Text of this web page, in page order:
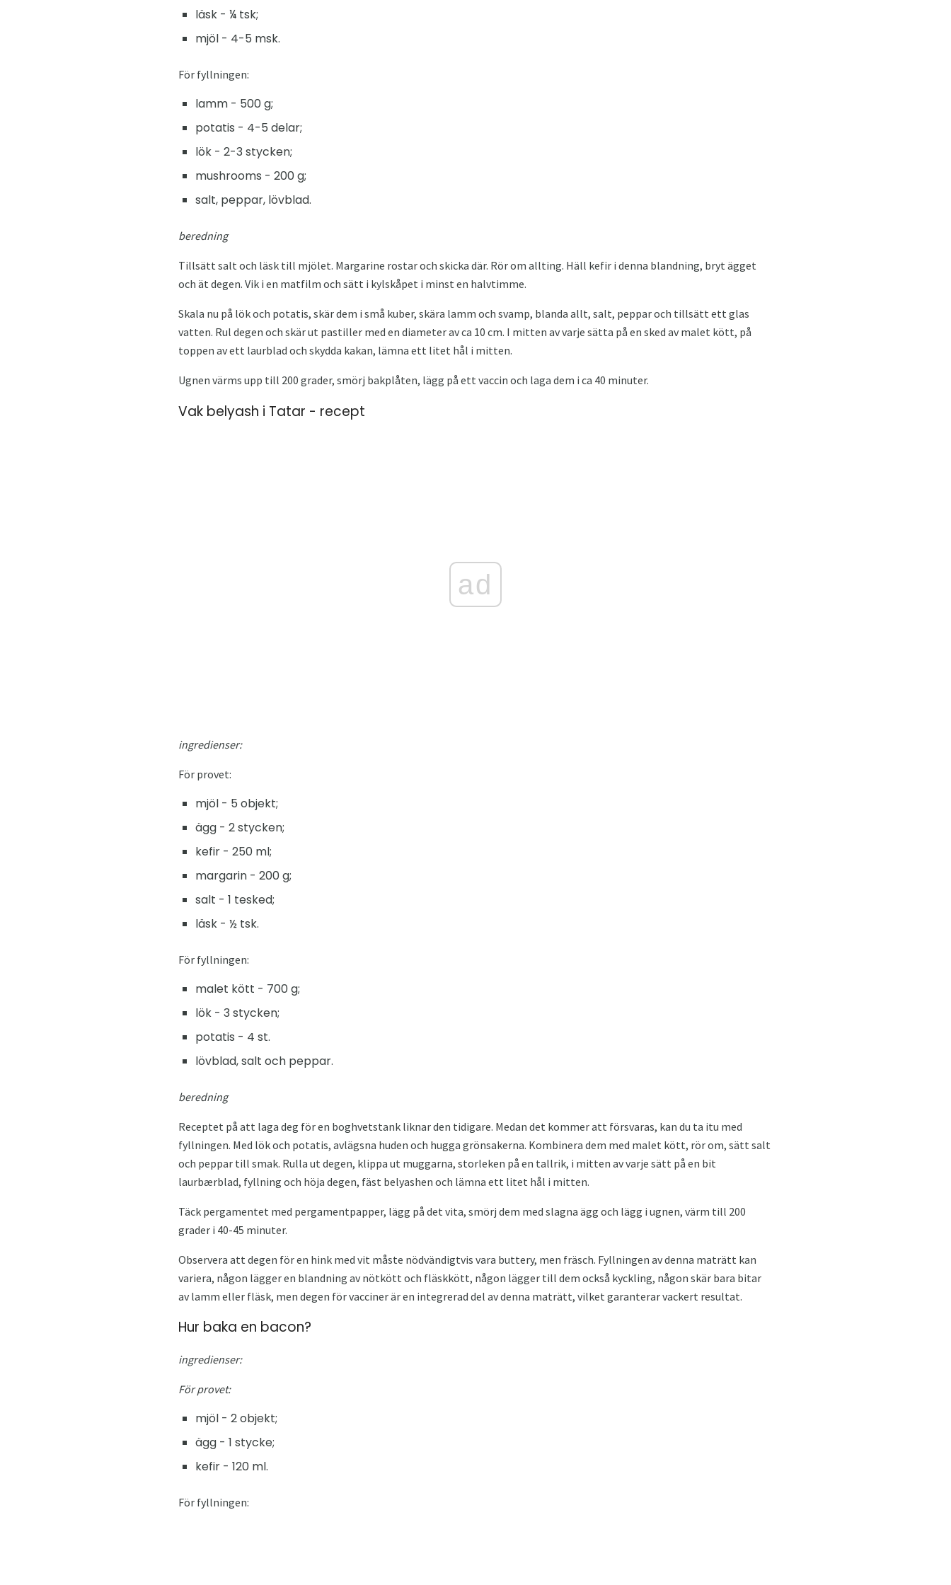
läsk - ¼ tsk;
mjöl - 4-5 msk.
För fyllningen:
lamm - 500 g;
potatis - 4-5 delar;
lök - 2-3 stycken;
mushrooms - 200 g;
salt, peppar, lövblad.
beredning
Tillsätt salt och läsk till mjölet. Margarine rostar och skicka där. Rör om allting. Häll kefir i denna blandning, bryt ägget
och ät degen. Vik i en matfilm och sätt i kylskåpet i minst en halvtimme.
Skala nu på lök och potatis, skär dem i små kuber, skära lamm och svamp, blanda allt, salt, peppar och tillsätt ett glas
vatten. Rul degen och skär ut pastiller med en diameter av ca 10 cm. I mitten av varje sätta på en sked av malet kött, på
toppen av ett laurblad och skydda kakan, lämna ett litet hål i mitten.
Ugnen värms upp till 200 grader, smörj bakplåten, lägg på ett vaccin och laga dem i ca 40 minuter.
Vak belyash i Tatar - recept
ad
ingredienser:
För provet:
mjöl - 5 objekt;
ägg - 2 stycken;
kefir - 250 ml;
margarin - 200 g;
salt - 1 tesked;
läsk - ½ tsk.
För fyllningen:
malet kött - 700 g;
lök - 3 stycken;
potatis - 4 st.
lövblad, salt och peppar.
beredning
Receptet på att laga deg för en boghvetstank liknar den tidigare. Medan det kommer att försvaras, kan du ta itu med
fyllningen. Med lök och potatis, avlägsna huden och hugga grönsakerna. Kombinera dem med malet kött, rör om, sätt salt
och peppar till smak. Rulla ut degen, klippa ut muggarna, storleken på en tallrik, i mitten av varje sätt på en bit
laurbærblad, fyllning och höja degen, fäst belyashen och lämna ett litet hål i mitten.
Täck pergamentet med pergamentpapper, lägg på det vita, smörj dem med slagna ägg och lägg i ugnen, värm till 200
grader i 40-45 minuter.
Observera att degen för en hink med vit måste nödvändigtvis vara buttery, men fräsch. Fyllningen av denna maträtt kan
variera, någon lägger en blandning av nötkött och fläskkött, någon lägger till dem också kyckling, någon skär bara bitar
av lamm eller fläsk, men degen för vacciner är en integrerad del av denna maträtt, vilket garanterar vackert resultat.
Hur baka en bacon?
ingredienser:
För provet:
mjöl - 2 objekt;
ägg - 1 stycke;
kefir - 120 ml.
För fyllningen: